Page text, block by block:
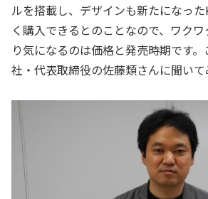
ルを搭載し、デザインも新たになっ
く購入できるとのことなので、ワク
り気になるのは価格と発売時期です
社・代表取締役の佐藤類さんに聞いて